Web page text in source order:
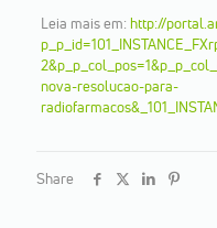
Leia mais em: http://
nova-resolucao-para-
Share